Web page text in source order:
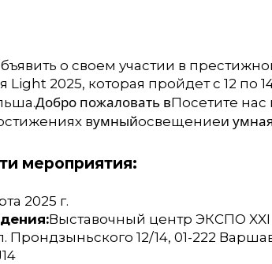
о своем участии в
Light 2025, которая пройдет с 12 по
Добро пожаловать вПосетите нас
вумныйосвещениеи
мероприятия:
2025 г.
Выставочный центр ЭКСПО XXI
Прондзыньского 12/14, 01-222